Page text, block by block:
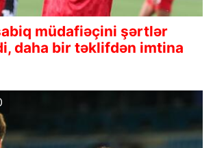
müdafiəçini şərtlər
daha bir təklifdən imtina